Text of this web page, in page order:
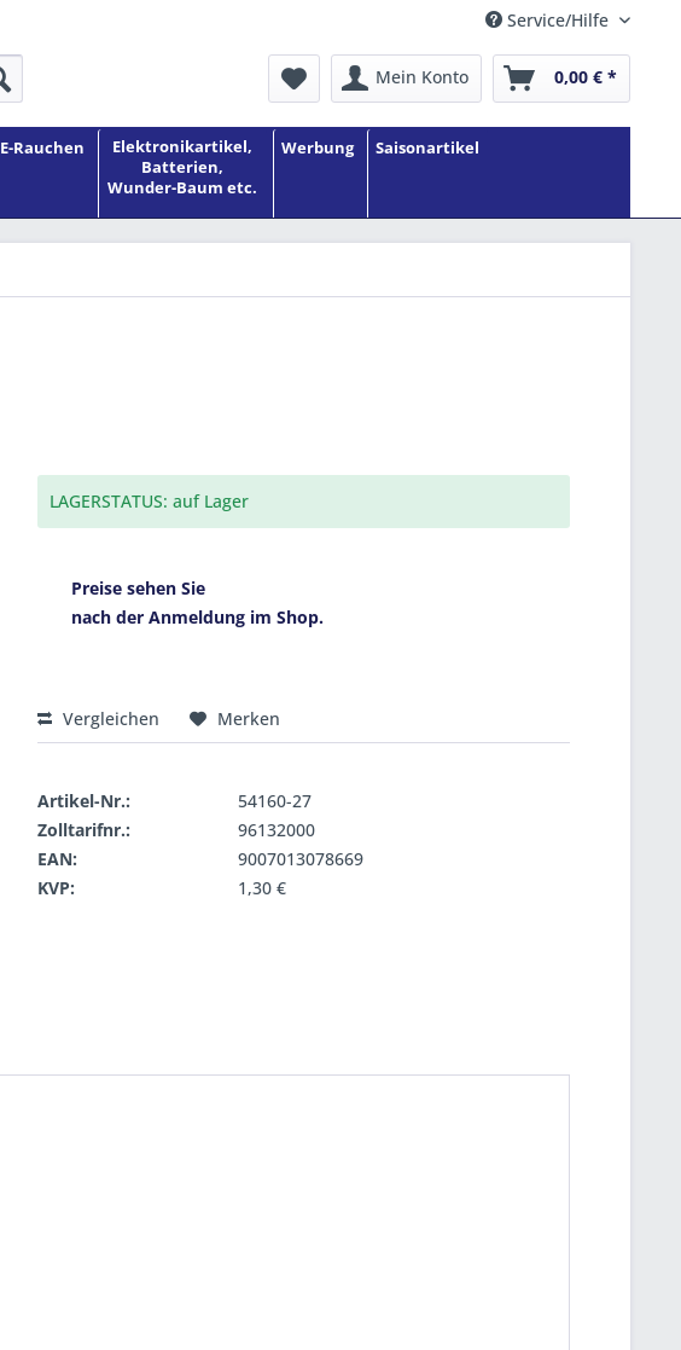
Service/Hilfe
Mein Konto 0,00 € *
E-Rauchen
Elektronikartikel,
Batterien,
Wunder-Baum etc.
Werbung Saisonartikel
LAGERSTATUS: auf Lager
Preise sehen Sie
nach der Anmeldung im Shop.
Vergleichen Merken
Artikel-Nr.:
54160-27
Zolltarifnr.:
96132000
EAN:
9007013078669
KVP:
1,30 €